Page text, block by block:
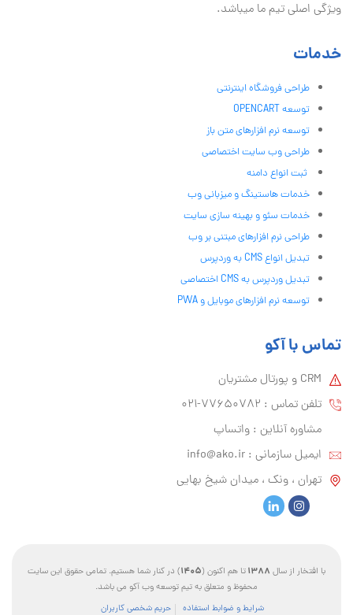
ویژگی اصلی تیم ما میباشد.
خدمات
طراحی فروشگاه اینترنتی
توسعه OPENCART
توسعه نرم افزارهای متن باز
طراحی وب سایت اختصاصی
ثبت انواع دامنه
خدمات هاستینگ و میزبانی وب
خدمات سئو و بهینه سازی سایت
طراحی نرم افزارهای مبتنی بر وب
تبدیل انواع CMS به وردپرس
تبدیل وردپرس به CMS اختصاصی
توسعه نرم افزارهای موبایل و PWA
تماس با آکو
CRM و پورتال مشتریان
تلفن تماس :‌ 77650782-021
مشاوره آنلاین : واتساپ
ایمیل سازمانی :‌ info@ako.ir
تهران ، ونک ، میدان شیخ بهایی
با افتخار از سال 1388تا هم اکنون (1405) در کنار شما هستیم. تمامی حقوق این سایت
محفوظ و متعلق به تیم توسعه وب آکو می باشد.
شرایط و ضوابط استفاده
حریم شخصی کاربران